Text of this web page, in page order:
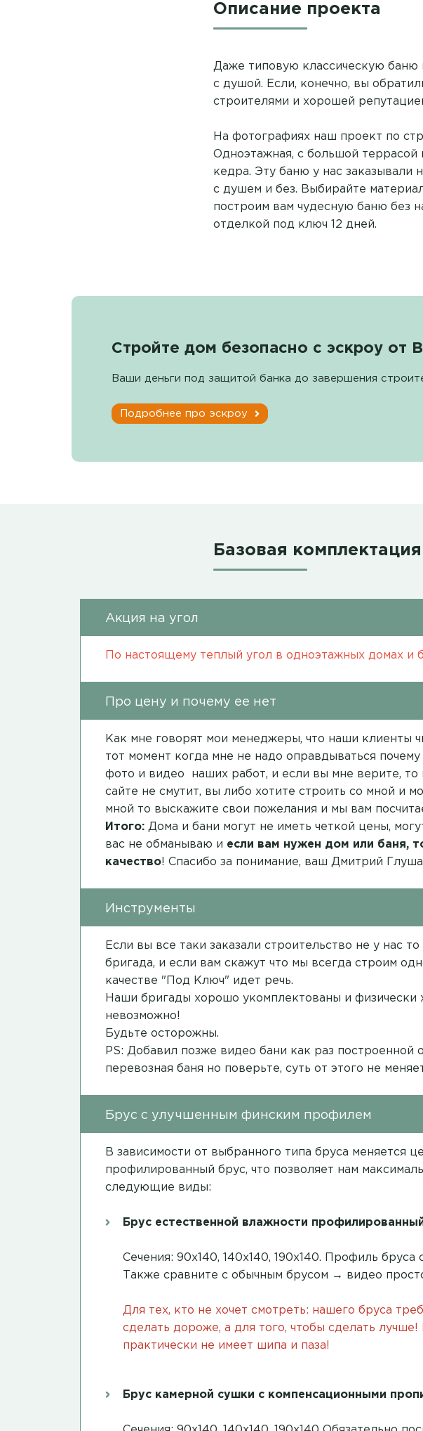
Описание проекта
Даже типовую классическую баню
с душой. Если, конечно, вы
строителями и хорошей
На фотографиях наш проект по
Одноэтажная, с большой террасой
кедра. Эту баню у нас заказывали
с душем и без. Выбирайте
построим вам чудесную баню без
отделкой под ключ 12 дней.
Стройте дом безопасно с эскроу от
Ваши деньги под защитой банка до завершения
Подробнее про эскроу
Базовая комплектация
Акция на угол
По настоящему теплый угол в одноэтажных домах и
Про цену и почему ее нет
Как мне говорят мои менеджеры, что наши клиенты
тот момент когда мне не надо оправдываться
фото и видео наших работ, и если вы мне верите, то
сайте не смутит, вы либо хотите строить со мной и
мной то выскажите свои пожелания и мы вам
Итого: Дома и бани могут не иметь четкой цены,
вас не обманываю и если вам нужен дом или баня,
качество! Спасибо за понимание, ваш Дмитрий
Инструменты
Если вы все таки заказали строительство не у нас
бригада, и если вам скажут что мы всегда строим
качестве "Под Ключ" идет речь.
Наши бригады хорошо укомплектованы и
невозможно!
Будьте осторожны.
PS: Добавил позже видео бани как раз построенной
перевозная баня но поверьте, суть от этого не
Брус с улучшенным финским профилем
В зависимости от выбранного типа бруса меняется
профилированный брус, что позволяет нам
следующие виды:
Брус естественной влажности
Сечения: 90х140, 140х140, 190х140. Профиль
Также сравните с обычным брусом → видео
Для тех, кто не хочет смотреть: нашего бруса
сделать дороже, а для того, чтобы сделать
практически не имеет шипа и паза!
Брус камерной сушки с компенсационными